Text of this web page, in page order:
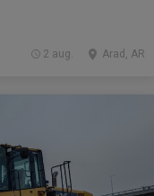
Arad, AR
2 aug.